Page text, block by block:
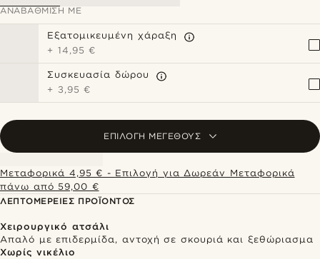
ΑΝΑΒΆΘΜΙΣΗ ΜΕ
Εξατομικευμένη χάραξη
+ 14,95 €
Συσκευασία δώρου
+ 3,95 €
ΕΠΙΛΟΓΉ ΜΕΓΈΘΟΥΣ
Μεταφορικά 4,95 € - Επιλογή για Δωρεάν Μεταφορικά
πάνω από 59,00 €
ΛΕΠΤΟΜΈΡΕΙΕΣ ΠΡΟΪΌΝΤΟΣ
Χειρουργικό ατσάλι
Απαλό με επιδερμίδα, αντοχή σε σκουριά και ξεθώριασμα
Χωρίς νικέλιο